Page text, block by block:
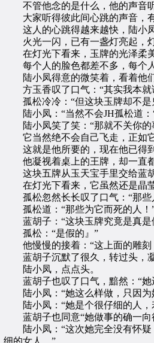
不管他念的是什么，他的声音听
大家听得彼此间心跳的声音，有
这人的心跳得越来越快，陆小凤
火光一闪，已有一盏灯亮起，灯
在灯光下看来，玉牌的光泽柔美
每个人的脸色都差不多，每个人
陆小凤得意的微笑着，看着他们
方玉香叹了口气：“其实我本就
孤松冷冷：“但这块玉牌却不是
陆小凤：“当然不会JH孤松道：
陆小凤笑了笑：“那就不关你的
它当然绝不会自己飞走，正如它
这就是他所要的，现在他已得到
他凝视着桌上的王牌，却一直都
这块五牌从玉天宝手里交给蓝胡
在灯光下看来，它虽然还是晶莹
孤松忽然长长叹了口气：“那些
孤松道：“那些为它而死的人！
蓝胡子：“这块玉牌究竟是真是
孤松：“是假的』”
他慢慢的接着：“这上面的雕刻
蓝胡子沉默了很久，转过头，凝
陆小凤，点点头。
蓝胡子也叹了口气，黯然：“她
陆小凤：“她这么样做，只因为
陆小凤：“她是个很仔细的人，
蓝胡子也同意“她做事的确一向
陆小凤：“这次她完全没有怀疑
细的女人。”